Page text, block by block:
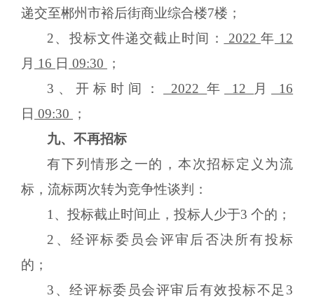
递交至郴州市裕后街商业综合楼7楼；
2、投标文件递交截止时间：
2022 年 12
月 16 日 09:30
；
3、开标时间：
2022年 12 月
16
日 09:30
；
九、不再招标
有下列情形之一的，本次招标定义为流
标，流标两次转为竞争性谈判
：
1、投标截止时间止，投标人少于3 个的；
2、经评标委员会评审后否决所有投标
的；
3、经评标委员会评审后有效投标不足3